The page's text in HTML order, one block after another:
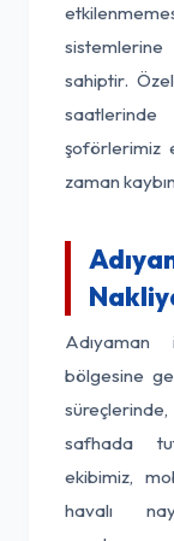
sahiptir.
şoförlerimiz
zaman
Adıyaman
bölgesine
safhada
ekibimiz,
havalı